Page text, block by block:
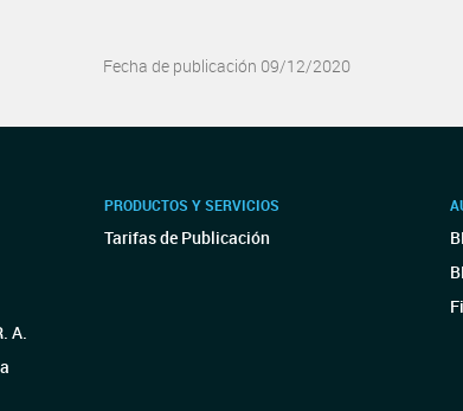
Fecha de publicación 09/12/2020
A.
PRODUCTOS Y SERVICIOS
Tarifas de Publicación